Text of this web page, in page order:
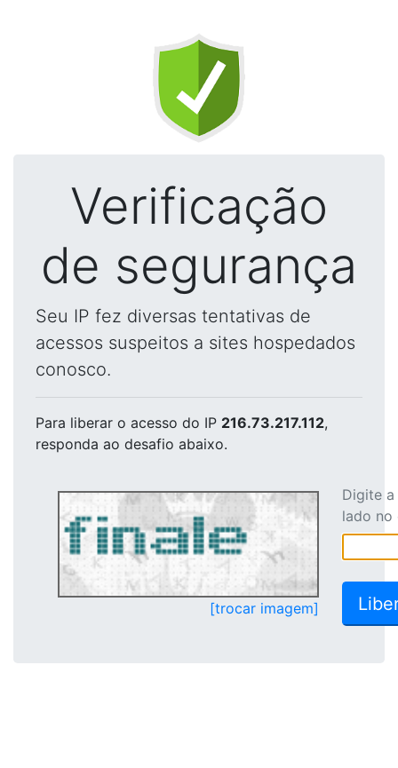
Verificação
de segurança
Seu IP fez diversas tentativas de
acessos suspeitos a sites hospedados
conosco.
Para liberar o acesso do IP 216.73.217.112,
responda ao desafio abaixo.
[trocar imagem]
Digite
lado no